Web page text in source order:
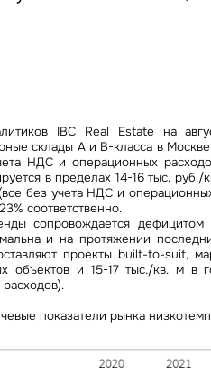
IBC Real Estate на
склады А и В-класса в
НДС и операционных
в пределах 14-16 тыс.
без учета НДС и
соответственно.
сопровождается
и на протяжении
проекты built-to-suit,
объектов и 15-17 тыс./кв. м в
показатели рынка
на кнопку «Отправить», вы даете свое